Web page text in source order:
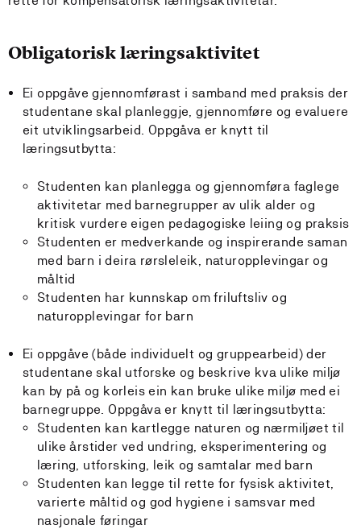
Obligatorisk læringsaktivitet
Ei oppgåve gjennomførast i samband med praksis der
studentane skal planleggje, gjennomføre og evaluere
eit utviklingsarbeid. Oppgåva er knytt til
læringsutbytta:
Studenten kan planlegga og gjennomføra faglege
aktivitetar med barnegrupper av ulik alder og
kritisk vurdere eigen pedagogiske leiing og praksis
Studenten er medverkande og inspirerande saman
med barn i deira rørsleleik, naturopplevingar og
måltid
Studenten har kunnskap om friluftsliv og
naturopplevingar for barn
Ei oppgåve (både individuelt og gruppearbeid) der
studentane skal utforske og beskrive kva ulike miljø
kan by på og korleis ein kan bruke ulike miljø med ei
barnegruppe. Oppgåva er knytt til læringsutbytta:
Studenten kan kartlegge naturen og nærmiljøet til
ulike årstider ved undring, eksperimentering og
læring, utforsking, leik og samtalar med barn
Studenten kan legge til rette for fysisk aktivitet,
varierte måltid og god hygiene i samsvar med
nasjonale føringar